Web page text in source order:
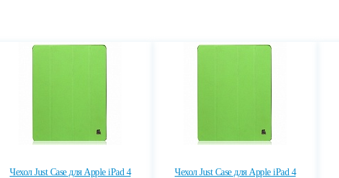
Чехол Just Case для Apple iPad 4
Чехол Just Case для Apple iPad 4